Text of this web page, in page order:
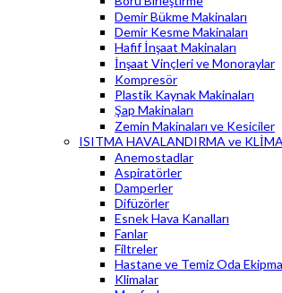
Demir Bükme Makinaları
Demir Kesme Makinaları
Hafif İnşaat Makinaları
İnşaat Vinçleri ve Monoraylar
Kompresör
Plastik Kaynak Makinaları
Şap Makinaları
Zemin Makinaları ve Kesiciler
ISITMA HAVALANDIRMA ve
Anemostadlar
Aspiratörler
Damperler
Difüzörler
Esnek Hava Kanalları
Fanlar
Filtreler
Hastane ve Temiz Oda
Klimalar